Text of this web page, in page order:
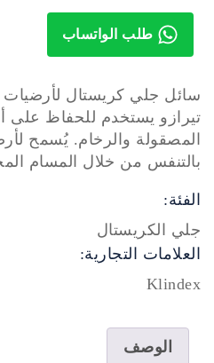
طلب الواتساب
سائل جلي كريستال لأرضيات
تيرازو يستخدم للحفاظ على
المصقولة والرخام. يُسمح
بالتنفس من خلال المسام
الفئة:
جلي الكريستال
العلامات التجارية:
Klindex
الوصف